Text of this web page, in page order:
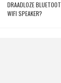
DRAADLOZE
WIFI SPEAKER?